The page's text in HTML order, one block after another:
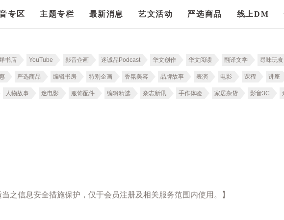
专区 主题专栏 最新消息 艺文活动 严选商品 线上DM
书店 YouTube 影音企画 迷诚品Podcast 华文创作 华文阅读 翻译文学 尋味玩食
严选商品 编辑书房 特别企画 香氛美容 品牌故事 表演 电影 课程 讲座
人物故事 迷电影 服饰配件 编辑精选 杂志新讯 手作体验 家居杂货 影音3C
之信息安全措施保护，仅于会员注册及相关服务范围内使用。】